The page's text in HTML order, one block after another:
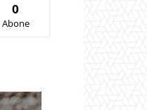
0
Abone